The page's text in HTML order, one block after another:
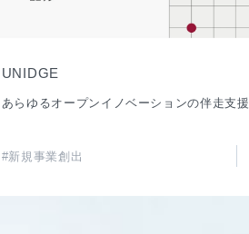
UNIDGE
あらゆるオープンイノベーションの伴走支援
#新規事業創出